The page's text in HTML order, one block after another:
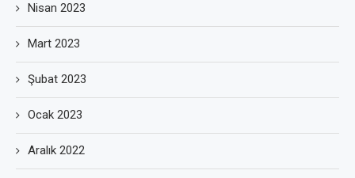
Nisan 2023
Mart 2023
Şubat 2023
Ocak 2023
Aralık 2022